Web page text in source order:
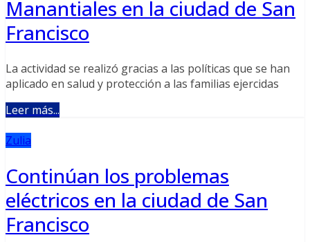
Manantiales en la ciudad de San
Francisco
La actividad se realizó gracias a las políticas que se han
aplicado en salud y protección a las familias ejercidas
Leer más...
Zulia
Continúan los problemas
eléctricos en la ciudad de San
Francisco